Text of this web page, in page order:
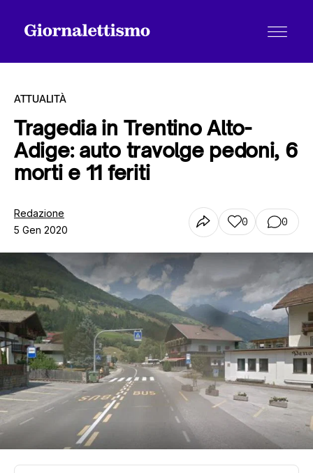
Tutti gli articoli
Chi siamo
Contatti
ATTUALITÀ
Tragedia in Trentino Alto-
Adige: auto travolge pedoni, 6
morti e 11 feriti
Redazione
5 Gen 2020
0 0